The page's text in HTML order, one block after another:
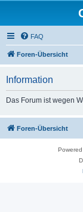
FAQ
Foren-Übersicht
Information
Das Forum ist wegen
Foren-Übersicht